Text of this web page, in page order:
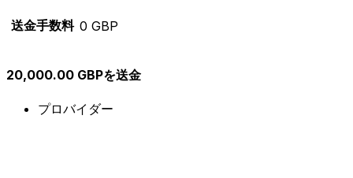
送金手数料 0 GBP
20,000.00 GBPを送金
プロバイダー